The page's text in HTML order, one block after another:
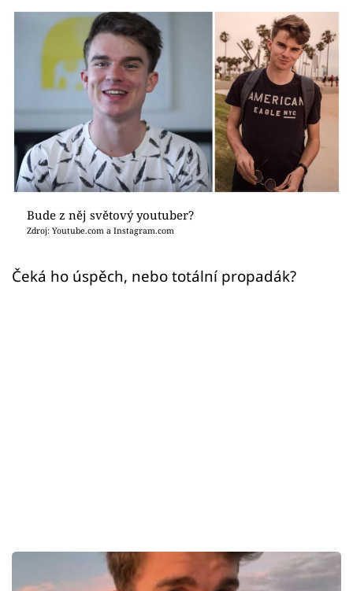
Virály
Sex a vztahy
Videa
Sledujte prima+
Přihlášení
Bude z něj světový youtuber?
Zdroj: Youtube.com a Instagram.com
Čeká ho úspěch, nebo totální propadák?